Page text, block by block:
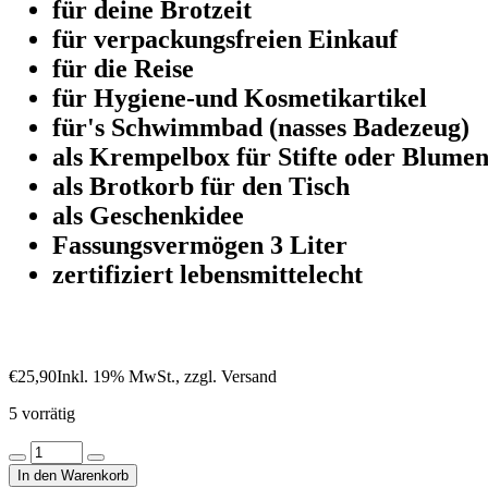
für deine Brotzeit
für verpackungsfreien Einkauf
für die Reise
für Hygiene-und Kosmetikartikel
für's Schwimmbad (nasses Badezeug)
als Krempelbox für Stifte oder
als Brotkorb für den Tisch
als Geschenkidee
Fassungsvermögen 3 Liter
zertifiziert lebensmittelecht
€25,90Inkl. 19% MwSt., zzgl. Versand
5 vorrätig
Lunchbag
Farbe
In den Warenkorb